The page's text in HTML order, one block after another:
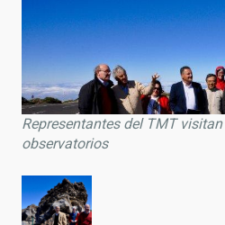
Representantes del TMT visitan
observatorios